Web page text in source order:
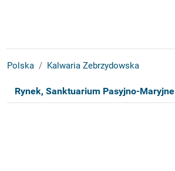
Polska Kalwaria Zebrzydowska
Rynek, Sanktuarium Pasyjno-Maryjne